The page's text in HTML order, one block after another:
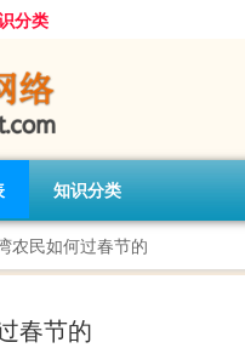
分类
知识分类
农民如何过春节的
春节的